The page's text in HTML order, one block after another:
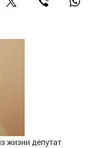
жизни депутат